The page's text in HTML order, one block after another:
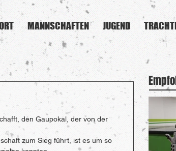
MANNSCHAFTEN JUGEND
den Gaupokal, der von der
zum Sieg führt, ist es um so